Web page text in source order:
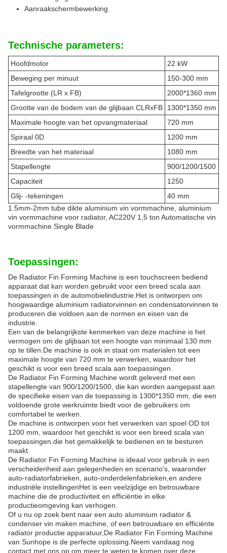
Aanraakschermbewerking
Technische parameters:
Hoofdmotor
22 kW
Beweging per minuut
150-300 mm
Tafelgrootte (LR x FB)
2000*1360 mm
Grootte van de bodem van de glijbaan CLRxFB
1300*1350 mm
Maximale hoogte van het opvangmateriaal
720 mm
Spiraal 0D
1200 mm
Breedte van het materiaal
1080 mm
Stapellengte
900/1200/1500
Capaciteit
1250
Glij- -tekeningen
40 mm
1.5mm-2mm tube dikte aluminium vin vormmachine, aluminium
vin vormmachine voor radiator, AC220V 1,5 ton Automatische vin
vormmachine Single Blade
Toepassingen:
De Radiator Fin Forming Machine is een touchscreen bediend
apparaat dat kan worden gebruikt voor een breed scala aan
toepassingen in de automobielindustrie.Het is ontworpen om
hoogwaardige aluminium radiatorvinnen en condensatorvinnen te
produceren die voldoen aan de normen en eisen van de
industrie.
Een van de belangrijkste kenmerken van deze machine is het
vermogen om de glijbaan tot een hoogte van minimaal 130 mm
op te tillen.De machine is ook in staat om materialen tot een
maximale hoogte van 720 mm te verwerken, waardoor het
geschikt is voor een breed scala aan toepassingen.
De Radiator Fin Forming Machine wordt geleverd met een
stapellengte van 900/1200/1500, die kan worden aangepast aan
de specifieke eisen van de toepassing.is 1300*1350 mm, die een
voldoende grote werkruimte biedt voor de gebruikers om
comfortabel te werken.
De machine is ontworpen voor het verwerken van spoel OD tot
1200 mm, waardoor het geschikt is voor een breed scala van
toepassingen.die het gemakkelijk te bedienen en te besturen
maakt.
De Radiator Fin Forming Machine is ideaal voor gebruik in een
verscheidenheid aan gelegenheden en scenario's, waaronder
auto-radiatorfabrieken, auto-onderdelenfabrieken,en andere
industriële instellingenHet is een veelzijdige en betrouwbare
machine die de productiviteit en efficiëntie in elke
productieomgeving kan verhogen.
Of u nu op zoek bent naar een auto aluminium radiator &
condenser vin maken machine, of een betrouwbare en efficiënte
radiator productie apparatuur,De Radiator Fin Forming Machine
van Sunhope is de perfecte oplossing.Neem vandaag nog
contact met ons op om meer te weten te komen over deze